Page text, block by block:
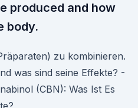
produced and how
body.
zu kombinieren.
was sind seine Effekte? -
(CBN): Was Ist Es